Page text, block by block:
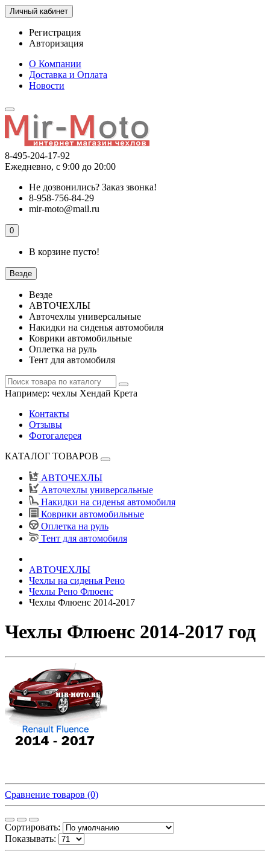
Личный кабинет
Регистрация
Авторизация
О Компании
Доставка и Оплата
Новости
8-495-204-17-92
Ежедневно, с 9:00 до 20:00
Не дозвонились? Заказ звонка!
8-958-756-84-29
mir-moto@mail.ru
0
В корзине пусто!
Везде
Везде
АВТОЧЕХЛЫ
Авточехлы универсальные
Накидки на сиденья автомобиля
Коврики автомобильные
Оплетка на руль
Тент для автомобиля
Например: чехлы Хендай Крета
Контакты
Отзывы
Фотогалерея
КАТАЛОГ ТОВАРОВ
АВТОЧЕХЛЫ
Авточехлы универсальные
Накидки на сиденья автомобиля
Коврики автомобильные
Оплетка на руль
Тент для автомобиля
АВТОЧЕХЛЫ
Чехлы на сиденья Рено
Чехлы Рено Флюенс
Чехлы Флюенс 2014-2017
Чехлы Флюенс 2014-2017 год
Сравнение товаров (0)
Сортировать:
Показывать: